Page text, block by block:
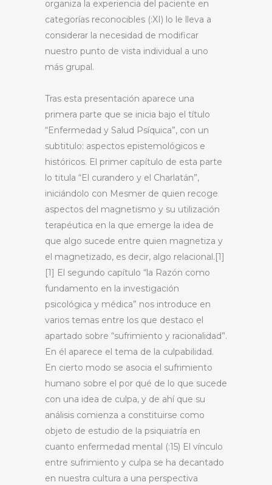
organiza la experiencia del paciente en
categorías reconocibles (:XI) lo le lleva a
considerar la necesidad de modificar
nuestro punto de vista individual a uno
más grupal.
Tras esta presentación aparece una
primera parte que se inicia bajo el título
“Enfermedad y Salud Psíquica”, con un
subtitulo: aspectos epistemológicos e
históricos. El primer capítulo de esta parte
lo titula “El curandero y el Charlatán”,
iniciándolo con Mesmer de quien recoge
aspectos del magnetismo y su utilización
terapéutica en la que emerge la idea de
que algo sucede entre quien magnetiza y
el magnetizado, es decir, algo relacional.[1]
[1] El segundo capítulo “la Razón como
fundamento en la investigación
psicológica y médica” nos introduce en
varios temas entre los que destaco el
apartado sobre “sufrimiento y racionalidad”.
En él aparece el tema de la culpabilidad.
En cierto modo se asocia el sufrimiento
humano sobre el por qué de lo que sucede
con una idea de culpa, y de ahí que su
análisis comienza a constituirse como
objeto de estudio de la psiquiatría en
cuanto enfermedad mental (:15) El vínculo
entre sufrimiento y culpa se ha decantado
en nuestra cultura a una perspectiva